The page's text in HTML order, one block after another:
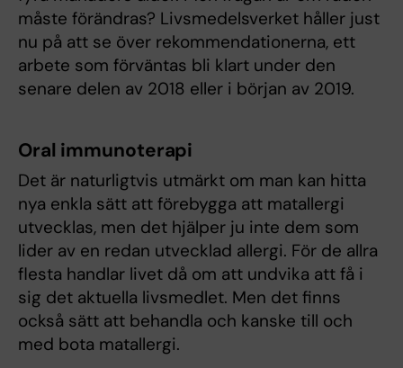
måste förändras? Livsmedelsverket håller just
nu på att se över rekommendationerna, ett
arbete som förväntas bli klart under den
senare delen av 2018 eller i början av 2019.
Oral immunoterapi
Det är naturligtvis utmärkt om man kan hitta
nya enkla sätt att förebygga att matallergi
utvecklas, men det hjälper ju inte dem som
lider av en redan utvecklad allergi. För de allra
flesta handlar livet då om att undvika att få i
sig det aktuella livsmedlet. Men det finns
också sätt att behandla och kanske till och
med bota matallergi.